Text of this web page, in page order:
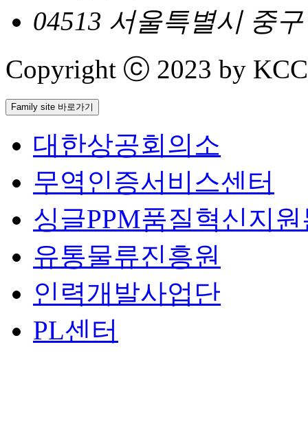
04513 서울특별시 중
Copyright ⓒ 2023 by
Family site 바로가기
대한상공회의소
무역인증서비스센터
싱글PPM품질혁신지
유통물류진흥원
인력개발사업단
PL센터